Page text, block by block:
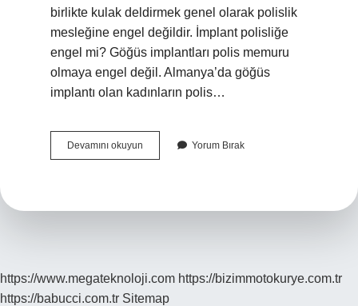
birlikte kulak deldirmek genel olarak polislik
mesleğine engel değildir. İmplant polisliğe
engel mi? Göğüs implantları polis memuru
olmaya engel değil. Almanya’da göğüs
implantı olan kadınların polis…
Devamını okuyun
Piercing
Yorum Bırak
https://www.megateknoloji.com https://bizimmotokurye.com.tr
https://babucci.com.tr Sitemap